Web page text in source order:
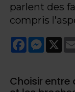
parlent des
compris
FacebookX
Choisir